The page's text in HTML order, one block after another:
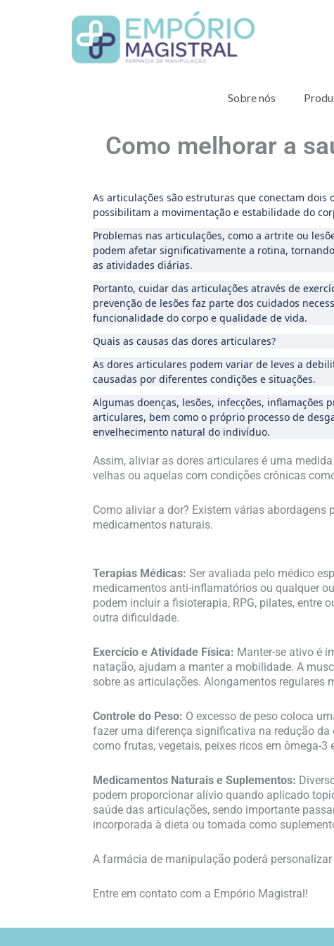
Sobre nós
Como melhorar a
As articulações são estruturas que conectam dois
possibilitam a movimentação e estabilidade do
Problemas nas articulações, como a artrite ou
podem afetar significativamente a rotina,
as atividades diárias.
Portanto, cuidar das articulações através de
prevenção de lesões faz parte dos cuidados
funcionalidade do corpo e qualidade de vida.
Quais as causas das dores articulares?
As dores articulares podem variar de leves a
causadas por diferentes condições e situações.
Algumas doenças, lesões, infecções, inflamações
articulares, bem como o próprio processo de
envelhecimento natural do indivíduo.
Assim, aliviar as dores articulares é uma
velhas ou aquelas com condições crônicas
Como aliviar a dor? Existem várias
medicamentos naturais.
Terapias Médicas: Ser avaliada pelo médico
medicamentos anti-inflamatórios ou qualquer
podem incluir a fisioterapia, RPG, pilates, entre
outra dificuldade.
Exercício e Atividade Física: Manter-se ativo é
natação, ajudam a manter a mobilidade. A
sobre as articulações. Alongamentos regulares
Controle do Peso: O excesso de peso coloca
fazer uma diferença significativa na redução
como frutas, vegetais, peixes ricos em ômega-
Medicamentos Naturais e Suplementos:
podem proporcionar alívio quando aplicado
saúde das articulações, sendo importante
incorporada à dieta ou tomada como
A farmácia de manipulação poderá
Entre em contato com a Empório Magistral!